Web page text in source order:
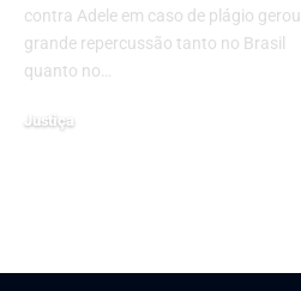
contra Adele em caso de plágio gerou
grande repercussão tanto no Brasil
quanto no…
Justiça